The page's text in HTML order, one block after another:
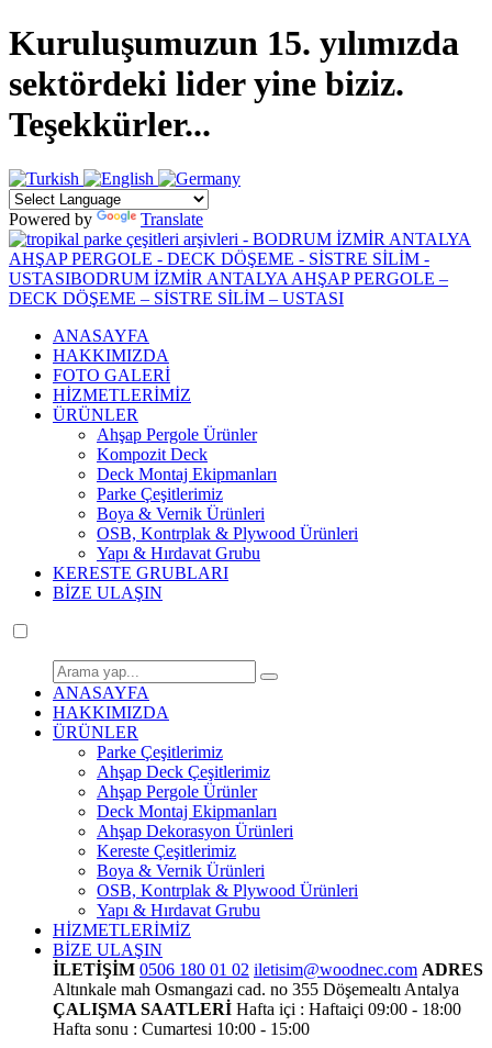
Kuruluşumuzun 15. yılımızda
sektördeki lider yine biziz.
Teşekkürler...
Powered by Translate
ANASAYFA
HAKKIMIZDA
FOTO GALERİ
HİZMETLERİMİZ
ÜRÜNLER
Ahşap Pergole Ürünler
Kompozit Deck
Deck Montaj Ekipmanları
Parke Çeşitlerimiz
Boya & Vernik Ürünleri
OSB, Kontrplak & Plywood Ürünleri
Yapı & Hırdavat Grubu
KERESTE GRUBLARI
BİZE ULAŞIN
ANASAYFA
HAKKIMIZDA
ÜRÜNLER
Parke Çeşitlerimiz
Ahşap Deck Çeşitlerimiz
Ahşap Pergole Ürünler
Deck Montaj Ekipmanları
Ahşap Dekorasyon Ürünleri
Kereste Çeşitlerimiz
Boya & Vernik Ürünleri
OSB, Kontrplak & Plywood Ürünleri
Yapı & Hırdavat Grubu
HİZMETLERİMİZ
BİZE ULAŞIN
İLETİŞİM 0506 180 01 02 iletisim@woodnec.com ADRES
Altınkale mah Osmangazi cad. no 355 Döşemealtı Antalya
ÇALIŞMA SAATLERİ Hafta içi : Haftaiçi 09:00 - 18:00
Hafta sonu : Cumartesi 10:00 - 15:00